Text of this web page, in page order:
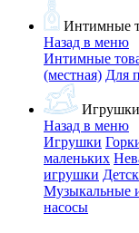
Интимные
Назад в меню
Интимные
(местная) Для
Игрушки
Назад в меню
Игрушки
маленьких
игрушки
Музыкальные
насосы